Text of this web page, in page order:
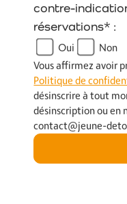
contre-
réservations* :
Oui
Non
Vous affirmez avoir
Politique de
désinscrire à tout
désinscription ou en
contact@jeune-